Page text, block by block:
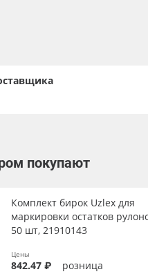
покупают
Комплект бирок Uzlex для
маркировки остатков
50 шт, 21910143
Цены
842.47 ₽ розница